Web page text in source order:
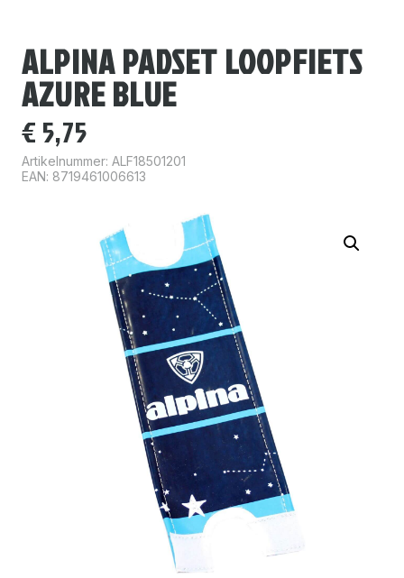
ALPINA PADSET LOOPFIETS
AZURE BLUE
€ 5,75
Artikelnummer: ALF18501201
EAN: 8719461006613